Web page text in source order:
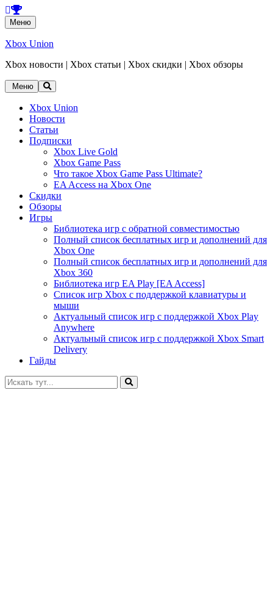
Меню Перейти
к
содержанию
Xbox Union
Xbox новости | Xbox статьи | Xbox скидки | Xbox обзоры
Меню
Перейти
содержанию
Xbox Union
Новости
Статьи
Подписки
Xbox Live Gold
Xbox Game Pass
Что такое Xbox Game Pass Ultimate?
EA Access на Xbox One
Скидки
Обзоры
Игры
Библиотека игр с обратной совместимостью
Полный список бесплатных игр и дополнений для
Xbox One
Полный список бесплатных игр и дополнений для
Xbox 360
Библиотека игр EA Play [EA Access]
Список игр Xbox c поддержкой клавиатуры и
мыши
Актуальный список игр с поддержкой Xbox Play
Anywhere
Актуальный список игр с поддержкой Xbox Smart
Delivery
Гайды
Искать: